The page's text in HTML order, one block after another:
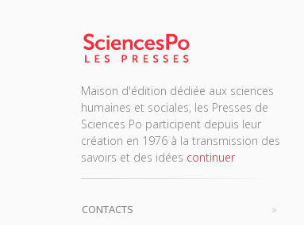
Maison d'édition dédiée aux sciences
humaines et sociales, les Presses de
Sciences Po participent depuis leur
création en 1976 à la transmission des
savoirs et des idées continuer
CONTACTS